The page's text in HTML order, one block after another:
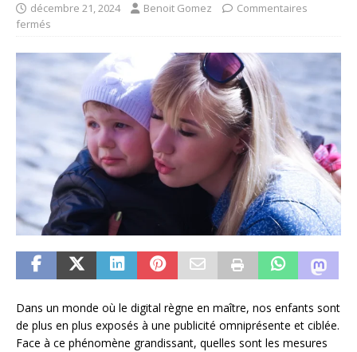
décembre 21, 2024 Benoit Gomez
Commentaires
fermés
Dans un monde où le digital règne en maître, nos enfants sont
de plus en plus exposés à une publicité omniprésente et ciblée.
Face à ce phénomène grandissant, quelles sont les mesures